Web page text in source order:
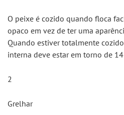
O peixe é cozido quando floca
opaco em vez de ter uma
Quando estiver totalmente
interna deve estar em torno de
2
Grelhar